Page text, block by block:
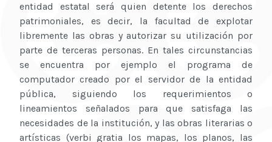
entidad estatal será quien detente los derechos
patrimoniales, es decir, la facultad de explotar
libremente las obras y autorizar su utilización por
parte de terceras personas. En tales circunstancias
se encuentra por ejemplo el programa de
computador creado por el servidor de la entidad
pública, siguiendo los requerimientos o
lineamientos señalados para que satisfaga las
necesidades de la institución, y las obras literarias o
artísticas (verbi gratia los mapas, los planos, las